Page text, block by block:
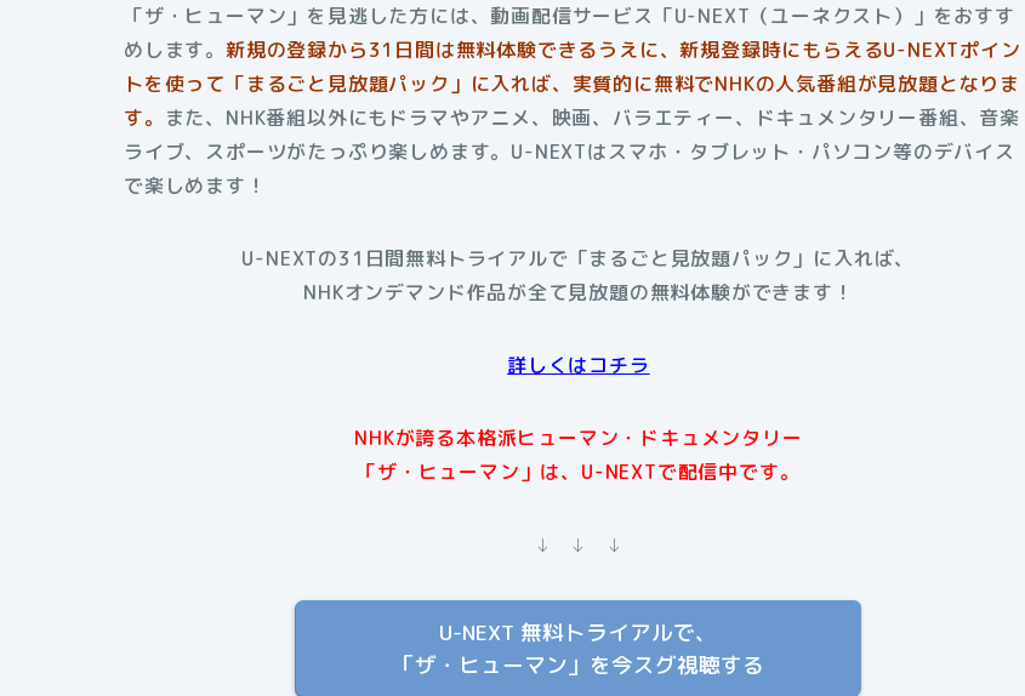
「ザ・ヒューマン」を見逃した方には、動画配信サービス「U-NEXT（ユーネクスト）」をおすす
めします。 新規の登録から31日間は無料体験できるうえに、新規登録時にもらえるU-NEXTポイン
トを使って「まるごと見放題パック」に入れば、実質的に無料でNHKの人気番組が見放題となりま
す。 また、NHK番組以外にもドラマやアニメ、映画、バラエティー、ドキュメンタリー番組、音楽
ライブ、スポーツがたっぷり楽しめます。U-NEXTはスマホ・タブレット・パソコン等のデバイス
で楽しめます！
U-NEXTの31日間無料トライアルで「まるごと見放題パック」に入れば、
NHKオンデマンド作品が全て見放題の無料体験ができます！
詳しくはコチラ
NHKが誇る本格派ヒューマン・ドキュメンタリー
「ザ・ヒューマン」は、U-NEXTで配信中です。
↓ ↓ ↓
U-NEXT 無料トライアルで、
「ザ・ヒューマン」を今スグ視聴する